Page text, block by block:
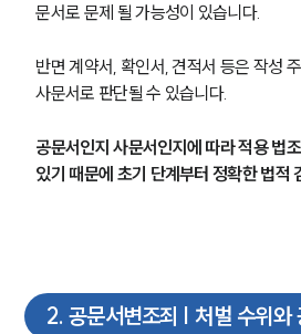
문서로 문제 될 가능성이 있습니다.
반면 계약서, 확인서, 견적서 등은 작성
사문서로 판단될 수 있습니다.
공문서인지 사문서인지에 따라 적용 법
있기 때문에 초기 단계부터 정확한 법적
2. 공문서변조죄 | 처벌 수위와